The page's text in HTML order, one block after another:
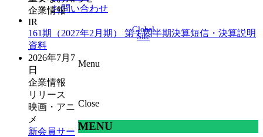
お問い合わせ
Global
Site
Menu
Close
MENU
企業情報
IR
161期（2027年2月期） 第１四半期決算短信・決算説明
資料
2026年7月7
日
企業情報
リリース
映画・アニ
メ
新会員サー